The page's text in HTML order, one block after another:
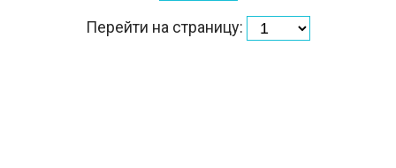
Перейти на страницу: